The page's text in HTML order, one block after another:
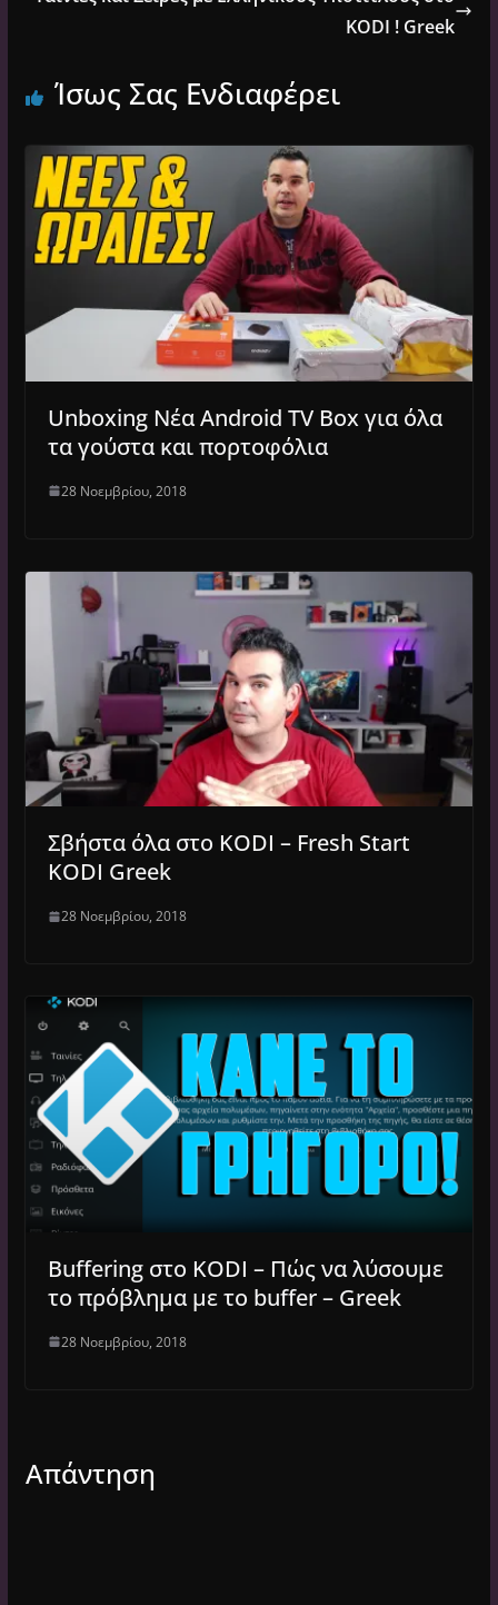
KODI ! Greek
Ίσως Σας Ενδιαφέρει
Unboxing Νέα Android TV Box για όλα
τα γούστα και πορτοφόλια
28 Νοεμβρίου, 2018
Σβήστα όλα στο KODI – Fresh Start
KODI Greek
28 Νοεμβρίου, 2018
Buffering στο KODI – Πώς να λύσουμε
το πρόβλημα με το buffer – Greek
28 Νοεμβρίου, 2018
Απάντηση